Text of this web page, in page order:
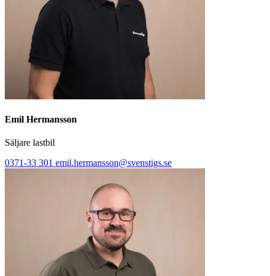
Emil Hermansson
Säljare lastbil
0371-33 301 emil.hermansson@svenstigs.se